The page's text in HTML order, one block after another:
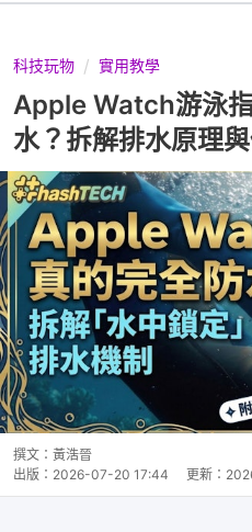
科技玩物 實用教學
Apple Watch游泳
水？拆解排水原理
撰文： 黃浩晉
出版： 2026-07-20 17:44 更新：